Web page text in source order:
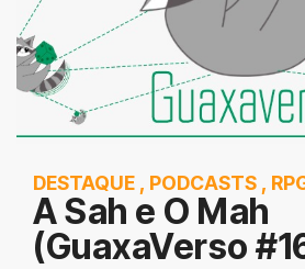
DESTAQUE , PODCASTS ,
A Sah e O Mah
(GuaxaVerso